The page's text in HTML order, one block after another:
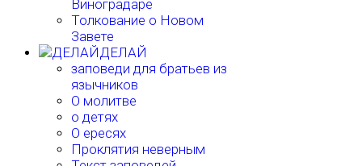
Виноградаре
Толкование о Новом
Завете
ДЕЛАЙ
заповеди для братьев из
язычников
О молитве
о детях
О ересях
Проклятия неверным